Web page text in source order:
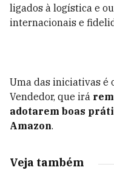
ligados à logística e
internacionais e
Uma das iniciativas é
Vendedor, que irá
adotarem boas
Amazon.
Veja também